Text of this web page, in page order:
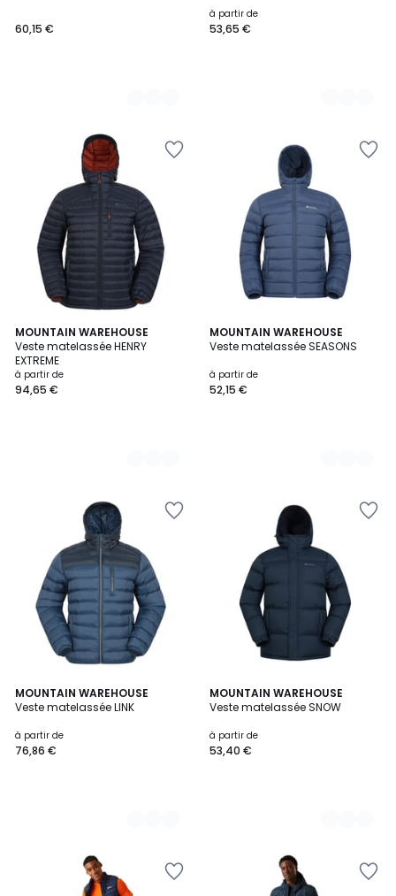
60,15 €
à partir de
53,65 €
MOUNTAIN WAREHOUSE
Veste matelassée HENRY
EXTREME
à partir de
94,65 €
3
Couleurs
MOUNTAIN WAREHOUSE
Veste matelassée SEASONS
à partir de
52,15 €
3
Couleurs
MOUNTAIN WAREHOUSE
Veste matelassée LINK
à partir de
76,86 €
4
Couleurs
MOUNTAIN WAREHOUSE
Veste matelassée SNOW
à partir de
53,40 €
2
Couleurs